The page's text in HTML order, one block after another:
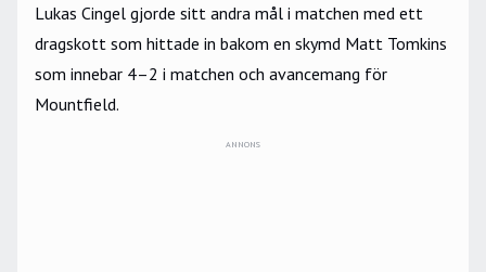
Lukas Cingel gjorde sitt andra mål i matchen med ett
dragskott som hittade in bakom en skymd Matt Tomkins
som innebar 4–2 i matchen och avancemang för
Mountfield.
ANNONS